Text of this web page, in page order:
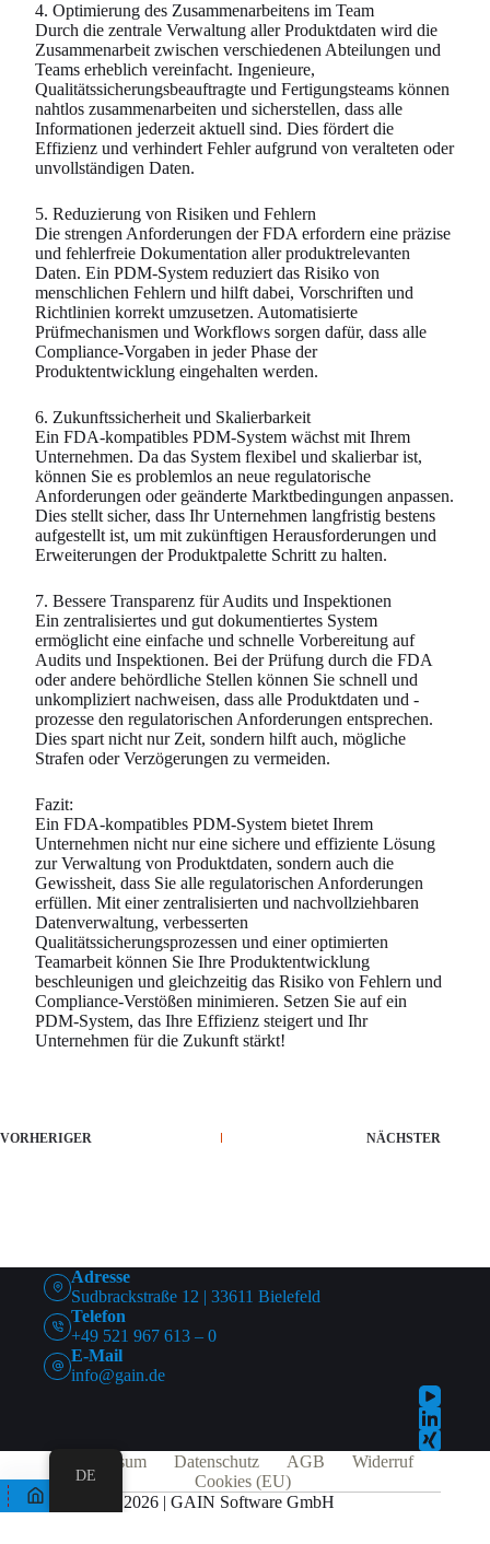
4. Optimierung des Zusammenarbeitens im Team
Durch die zentrale Verwaltung aller Produktdaten wird die
Zusammenarbeit zwischen verschiedenen Abteilungen und
Teams erheblich vereinfacht. Ingenieure,
Qualitätssicherungsbeauftragte und Fertigungsteams können
nahtlos zusammenarbeiten und sicherstellen, dass alle
Informationen jederzeit aktuell sind. Dies fördert die
Effizienz und verhindert Fehler aufgrund von veralteten oder
unvollständigen Daten.
5. Reduzierung von Risiken und Fehlern
Die strengen Anforderungen der FDA erfordern eine präzise
und fehlerfreie Dokumentation aller produktrelevanten
Daten. Ein PDM-System reduziert das Risiko von
menschlichen Fehlern und hilft dabei, Vorschriften und
Richtlinien korrekt umzusetzen. Automatisierte
Prüfmechanismen und Workflows sorgen dafür, dass alle
Compliance-Vorgaben in jeder Phase der
Produktentwicklung eingehalten werden.
6. Zukunftssicherheit und Skalierbarkeit
Ein FDA-kompatibles PDM-System wächst mit Ihrem
Unternehmen. Da das System flexibel und skalierbar ist,
können Sie es problemlos an neue regulatorische
Anforderungen oder geänderte Marktbedingungen anpassen.
Dies stellt sicher, dass Ihr Unternehmen langfristig bestens
aufgestellt ist, um mit zukünftigen Herausforderungen und
Erweiterungen der Produktpalette Schritt zu halten.
7. Bessere Transparenz für Audits und Inspektionen
Ein zentralisiertes und gut dokumentiertes System
ermöglicht eine einfache und schnelle Vorbereitung auf
Audits und Inspektionen. Bei der Prüfung durch die FDA
oder andere behördliche Stellen können Sie schnell und
unkompliziert nachweisen, dass alle Produktdaten und -
prozesse den regulatorischen Anforderungen entsprechen.
Dies spart nicht nur Zeit, sondern hilft auch, mögliche
Strafen oder Verzögerungen zu vermeiden.
Fazit:
Ein FDA-kompatibles PDM-System bietet Ihrem
Unternehmen nicht nur eine sichere und effiziente Lösung
zur Verwaltung von Produktdaten, sondern auch die
Gewissheit, dass Sie alle regulatorischen Anforderungen
erfüllen. Mit einer zentralisierten und nachvollziehbaren
Datenverwaltung, verbesserten
Qualitätssicherungsprozessen und einer optimierten
Teamarbeit können Sie Ihre Produktentwicklung
beschleunigen und gleichzeitig das Risiko von Fehlern und
Compliance-Verstößen minimieren. Setzen Sie auf ein
PDM-System, das Ihre Effizienz steigert und Ihr
Unternehmen für die Zukunft stärkt!
VORHERIGER NÄCHSTER
Adresse
Sudbrackstraße 12 | 33611 Bielefeld
Telefon
+49 521 967 613 – 0
E-Mail
info@gain.de
Impressum Datenschutz AGB
Widerruf
Cookies (EU)
© 2026 | GAIN Software GmbH
DE